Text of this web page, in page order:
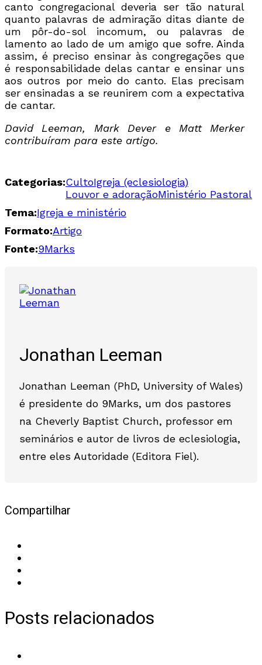
canto congregacional deveria ser tão natural
quanto palavras de admiração ditas diante de
um pôr-do-sol incomum, ou palavras de
lamento ao lado de um amigo que sofre. Ainda
assim, é preciso ensinar às congregações que
é responsabilidade delas cantar e ensinar uns
aos outros por meio do canto. Elas precisam
ser ensinadas a se reunirem com a expectativa
de cantar.
David Leeman, Mark Dever e Matt Merker
contribuíram para este artigo.
Categorias:CultoIgreja (eclesiologia)
Louvor e adoraçãoMinistério Pastoral
Tema:Igreja e ministério
Formato:Artigo
Fonte:9Marks
Jonathan Leeman
Jonathan Leeman (PhD, University of Wales)
é presidente do 9Marks, um dos pastores
na Cheverly Baptist Church, professor em
seminários e autor de livros de eclesiologia,
entre eles Autoridade (Editora Fiel).
Compartilhar
Posts relacionados